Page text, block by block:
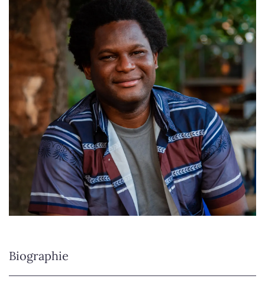
Biographie